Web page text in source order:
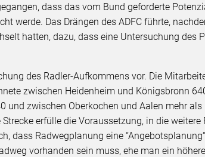
dass das vom Bund geforderte
werde. Das Drängen des ADFC führte,
hatten, dazu, dass eine Untersuchung des
des Radler-Aufkommens vor. Die
zwischen Heidenheim und Königsbronn
und zwischen Oberkochen und Aalen mehr
erfülle die Voraussetzung, in die
dass Radwegplanung eine
vorhanden sein muss, ehe man ein